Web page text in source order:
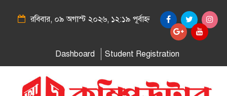
রবিবার, ০৯ অগাস্ট ২০২৬, ১২:১৯ পূর্বাহ্ন
Dashboard Student Registration